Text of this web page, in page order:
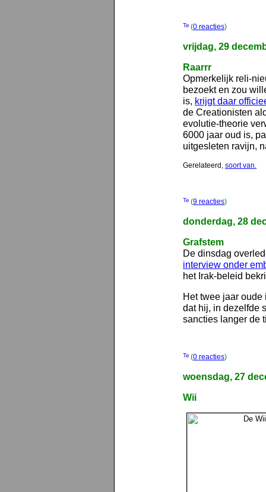
(0 reacties)
vrijdag, 29
Raarrr
Opmerkelijk reli-
bezoekt en zou
is, krijgt daar
de Creationisten
evolutie-theorie
6000 jaar oud is,
uitgesleten ravijn,
Gerelateerd, soort van.
(9 reacties)
donderdag, 28
Grafstem
De dinsdag
interview onder
het Irak-beleid
Het twee jaar
dat hij, in dezelfde
sancties langer de
(0 reacties)
woensdag, 27
Wii